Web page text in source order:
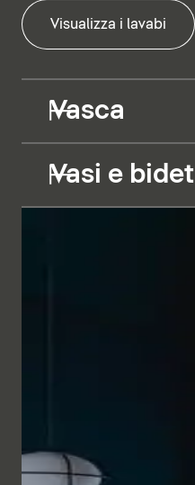
Visualizza i lavabi
Vasca
Vasi e bidet